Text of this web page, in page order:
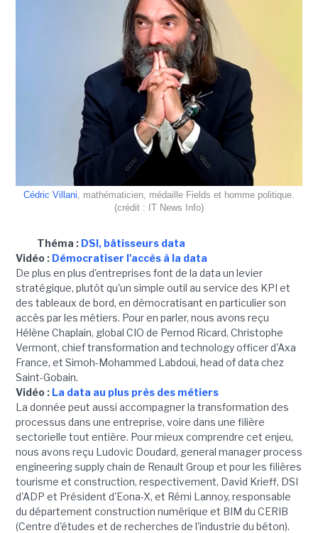
Cédric Villani , mathématicien, médaille Fields et homme politique.
(crédit : IT News Info)
Théma : DSI, bâtisseurs data
Vidéo : Démocratiser l'accès à la data
De plus en plus d'entreprises font de la data un levier
stratégique, plutôt qu'un simple outil au service des KPI et
des tableaux de bord, en démocratisant en particulier son
accès par les métiers. Pour en parler, nous avons reçu
Hélène Chaplain, global CIO de Pernod Ricard, Christophe
Vermont, chief transformation and technology officer d'Axa
France, et Simoh-Mohammed Labdoui, head of data chez
Saint-Gobain.
Vidéo : La data au plus près des métiers
La donnée peut aussi accompagner la transformation des
processus dans une entreprise, voire dans une filière
sectorielle tout entière. Pour mieux comprendre cet enjeu,
nous avons reçu Ludovic Doudard, general manager process
engineering supply chain de Renault Group et pour les filières
tourisme et construction, respectivement, David Krieff, DSI
d'ADP et Président d'Eona-X, et Rémi Lannoy, responsable
du département construction numérique et BIM du CERIB
(Centre d'études et de recherches de l'industrie du béton).